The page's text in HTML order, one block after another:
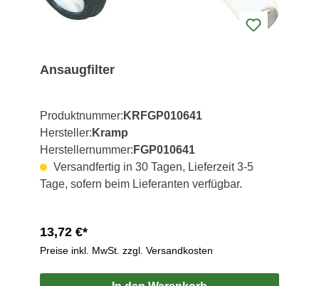
Ansaugfilter
Produktnummer: KRFGP010641
Hersteller: Kramp
Herstellernummer: FGP010641
Tage, sofern beim Lieferanten verfügbar.
13,72 €*
Preise inkl. MwSt. zzgl. Versandkosten